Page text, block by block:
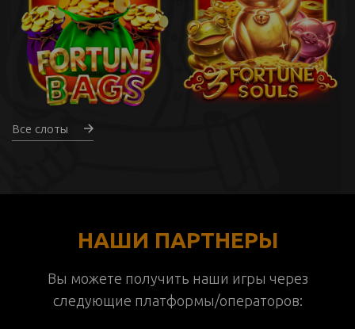
Все слоты
НАШИ ПАРТНЕРЫ
Вы можете получить наши игры через
следующие платформы/операторов: